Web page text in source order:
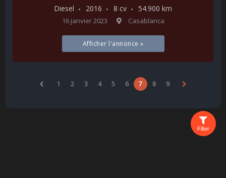
Diesel 2016 8 cv 54.900 km
16 janvier 2023 Casablanca
Afficher l'annonce »
1 2 3 4 5 6 7 8 9
Filter